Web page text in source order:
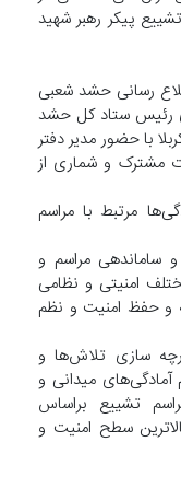
تشییع پیکر رهبر شهید
رسانی حشد شعبی
رئیس ستاد کل حشد
با حضور مدیر دفتر
مشترک و شماری از
مرتبط با مراسم
ساماندهی مراسم و
امنیتی و نظامی
و حفظ امنیت و نظم
سازی تلاش‌ها و
میدانی و
تشییع براساس
سطح امنیت و